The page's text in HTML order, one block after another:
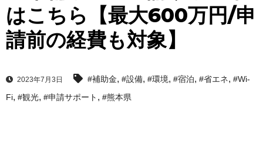
はこちら【最大600万円/申
請前の経費も対象】
2023年7月3日 #補助金, #設備, #環境, #宿泊, #省エネ, #Wi-
Fi, #観光, #申請サポート , #熊本県